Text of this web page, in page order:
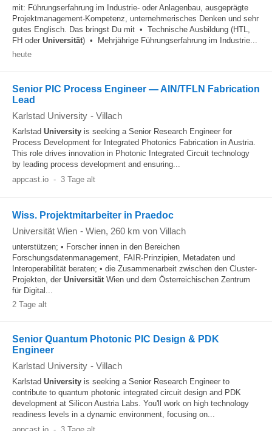
mit: Führungserfahrung im Industrie- oder Anlagenbau, ausgeprägte
Projektmanagement-Kompetenz, unternehmerisches Denken und sehr
gutes Englisch. Das bringst Du mit • Technische Ausbildung (HTL,
FH oder Universität) • Mehrjährige Führungserfahrung im Industrie...
heute
Senior PIC Process Engineer — AlN/TFLN Fabrication
Lead
Karlstad University - Villach
Karlstad University is seeking a Senior Research Engineer for
Process Development for Integrated Photonics Fabrication in Austria.
This role drives innovation in Photonic Integrated Circuit technology
by leading process development and ensuring...
appcast.io - 3 Tage alt
Wiss. Projektmitarbeiter in Praedoc
Universität Wien - Wien, 260 km von Villach
unterstützen; • Forscher innen in den Bereichen
Forschungsdatenmanagement, FAIR-Prinzipien, Metadaten und
Interoperabilität beraten; • die Zusammenarbeit zwischen den Cluster-
Projekten, der UniversitätWien und dem Österreichischen Zentrum
für Digital...
2 Tage alt
Senior Quantum Photonic PIC Design & PDK
Engineer
Karlstad University - Villach
Karlstad University is seeking a Senior Research Engineer to
contribute to quantum photonic integrated circuit design and PDK
development at Silicon Austria Labs. You'll work on high technology
readiness levels in a dynamic environment, focusing on...